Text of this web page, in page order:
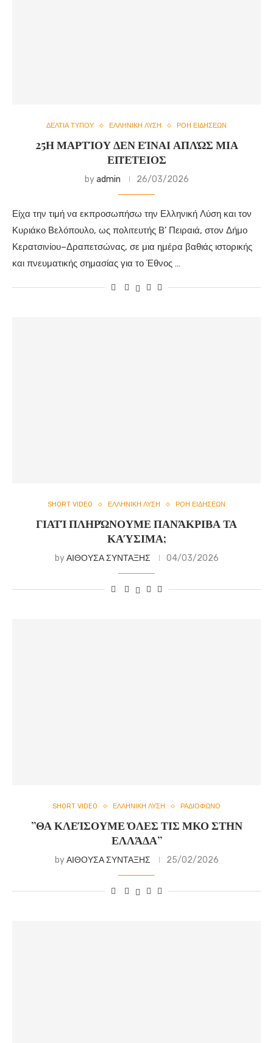
ΔΕΛΤΙΑ ΤΥΠΟΥ ΕΛΛΗΝΙΚΗ ΛΥΣΗ ΡΟΗ ΕΙΔΗΣΕΩΝ
25Η ΜΑΡΤΊΟΥ ΔΕΝ ΕΊΝΑΙ ΑΠΛΏΣ ΜΙΑ
ΕΠΈΤΕΙΟΣ
byadmin 26/03/2026
Είχα την τιμή να εκπροσωπήσω την Ελληνική Λύση και τον
Κυριάκο Βελόπουλο, ως πολιτευτής Β’ Πειραιά, στον Δήμο
Κερατσινίου–Δραπετσώνας, σε μια ημέρα βαθιάς ιστορικής
και πνευματικής σημασίας για το Έθνος …
SHORT VIDEO ΕΛΛΗΝΙΚΗ ΛΥΣΗ ΡΟΗ ΕΙΔΗΣΕΩΝ
ΓΙΑΤΊ ΠΛΗΡΏΝΟΥΜΕ ΠΑΝΆΚΡΙΒΑ ΤΑ
ΚΑΎΣΙΜΑ;
byΑΙΘΟΥΣΑ ΣΥΝΤΑΞΗΣ 04/03/2026
SHORT VIDEO ΕΛΛΗΝΙΚΗ ΛΥΣΗ ΡΑΔΙΟΦΩΝΟ
”ΘΑ ΚΛΕΊΣΟΥΜΕ ΌΛΕΣ ΤΙΣ ΜΚΟ ΣΤΗΝ
ΕΛΛΆΔΑ”
byΑΙΘΟΥΣΑ ΣΥΝΤΑΞΗΣ 25/02/2026